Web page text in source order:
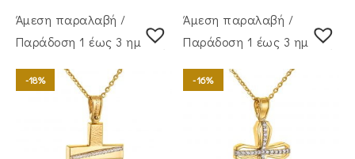
Άμεση παραλαβή /
Παράδoση 1 έως 3 ημέρες
-18%
Άμεση παραλαβή /
Παράδoση 1 έως 3 ημέρες
-16%